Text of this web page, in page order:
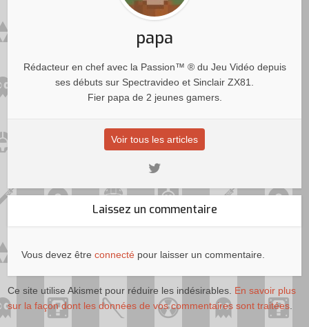
papa
Rédacteur en chef avec la Passion™ ® du Jeu Vidéo depuis
ses débuts sur Spectravideo et Sinclair ZX81.
Fier papa de 2 jeunes gamers.
Voir tous les articles
Laissez un commentaire
Vous devez êtreconnecté pour laisser un commentaire.
Ce site utilise Akismet pour réduire les indésirables. En savoir plus
sur la façon dont les données de vos commentaires sont traitées